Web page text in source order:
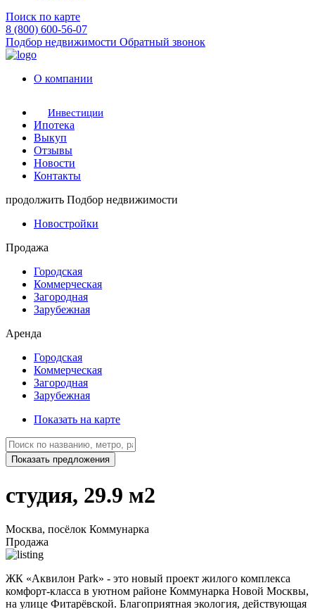
Поиск по карте
8 (800) 600-56-07
Подбор недвижимости Обратный звонок
О компании
Инвестиции
Ипотека
Выкуп
Отзывы
Новости
Контакты
продолжить Подбор недвижимости
Новостройки
Продажа
Городская
Коммерческая
Загородная
Зарубежная
Аренда
Городская
Коммерческая
Загородная
Зарубежная
Показать на карте
Показать предложения
студия, 29.9 м2
Москва, посёлок Коммунарка
Продажа
ЖК «Аквилон Park» - это новый проект жилого комплекса
комфорт-класса в уютном районе Коммунарка Новой Москвы,
на улице Фитарёвской. Благоприятная экология, действующая